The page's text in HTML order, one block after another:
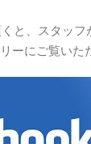
と、スタッフ
ーにご覧いた